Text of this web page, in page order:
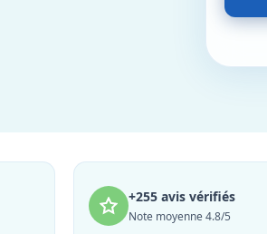
+255 avis vérifiés
Note moyenne 4.8/5